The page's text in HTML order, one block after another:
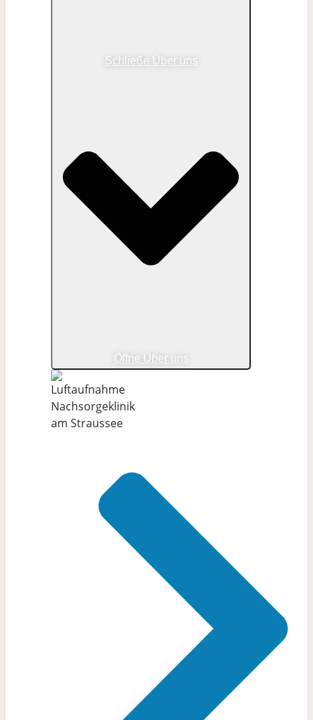
Schließe Über uns
Öffne Über uns